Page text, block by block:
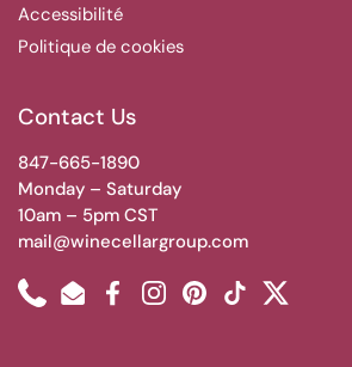
Accessibilité
Politique de cookies
Contact Us
847-665-1890
Monday – Saturday
10am – 5pm CST
mail@winecellargroup.com
PhoneEmailFacebookInstagramPinterest
TikTokTwitter